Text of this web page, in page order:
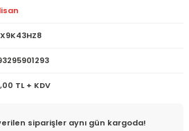
TL + KDV
siparişler aynı gün kargoda!